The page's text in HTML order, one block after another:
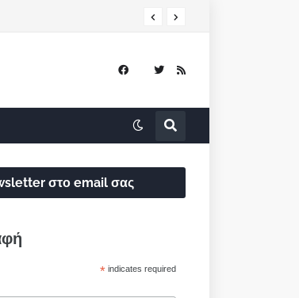
στο email σας
* indicates required